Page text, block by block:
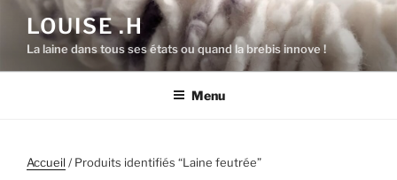
contenu
principal
LOUISE .H
La laine dans tous ses états ou quand la brebis innove !
Menu
Accueil/ Produits identifiés “Laine feutrée”